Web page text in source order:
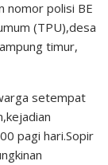
nomor polisi BE
(TPU),desa
timur,
setempat
pagi hari.Sopir